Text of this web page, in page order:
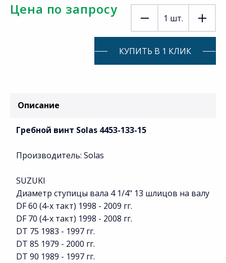
Цена по запросу
1 шт.
КУПИТЬ В 1 КЛИК
Описание
Гребной винт Solas 4453-133-15
Производитель: Solas
SUZUKI
Диаметр ступицы вала 4 1/4" 13 шлицов на валу
DF 60 (4-х такт) 1998 - 2009 гг.
DF 70 (4-х такт) 1998 - 2008 гг.
DT 75 1983 - 1997 гг.
DT 85 1979 - 2000 гг.
DT 90 1989 - 1997 гг.